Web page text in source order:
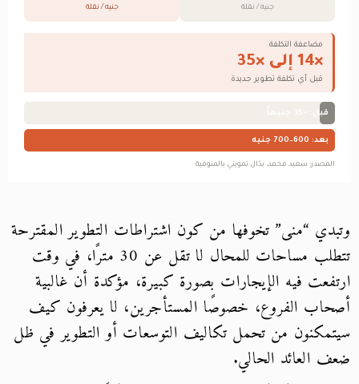
وتبدي “منى” تخوفها من كون اشتراطات التطوير المقترحة
تتطلب مساحات للمحال لا تقل عن 30 مترًا، في وقت
ارتفعت فيه الإيجارات بصورة كبيرة، مؤكدة أن غالبية
أصحاب الفروع، خصوصًا المستأجرين، لا يعرفون كيف
سيتمكنون من تحمل تكاليف التوسعات أو التطوير في ظل
ضعف العائد الحالي.